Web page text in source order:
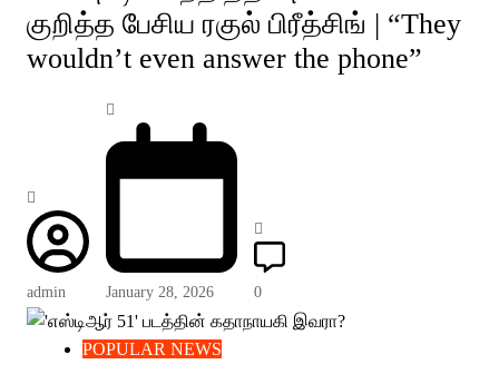
குறித்த பேசிய ரகுல் பிரீத்சிங் | “They
wouldn’t even answer the phone”
admin January 28, 2026 0
POPULAR NEWS